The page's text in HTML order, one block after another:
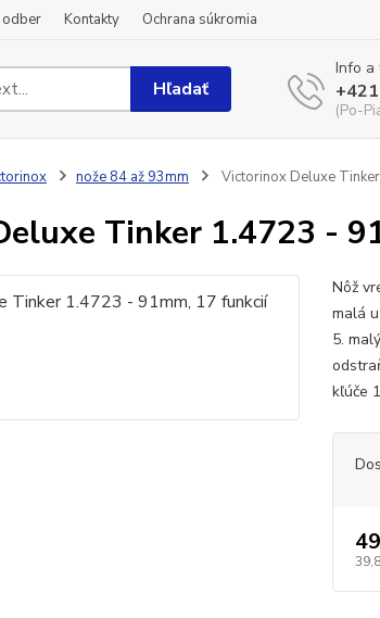
Kontakty Ochrana súkromia
Hľadať
Info a
(Po-
nože 84 až 93mm Victorinox Deluxe
Tinker 1.4723 -
Nôž
malá
5.
kľúče